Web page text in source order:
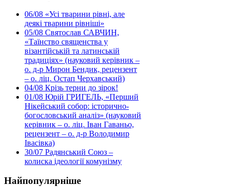
06/08 «Усі тварини рівні, але
деякі тварини рівніші»
05/08 Святослав САВЧИН,
«Таїнство священства у
візантійській та латинській
традиціях» (науковий керівник –
о. д-р Мирон Бендик, рецензент
– о. ліц. Остап Черхавський)
04/08 Крізь терни до зірок!
01/08 Юрій ГРИГЕЛЬ, «Перший
Нікейський собор: історично-
богословський аналіз» (науковий
керівник – о. ліц. Іван Гаваньо,
рецензент – о. д-р Володимир
Івасівка)
30/07 Радянський Союз –
колиска ідеології комунізму
Найпопулярніше